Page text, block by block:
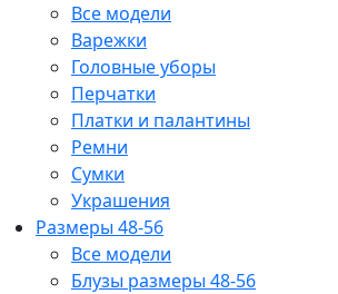
Все модели
Варежки
Головные уборы
Перчатки
Платки и палантины
Ремни
Сумки
Украшения
Размеры 48-56
Все модели
Блузы размеры 48-56